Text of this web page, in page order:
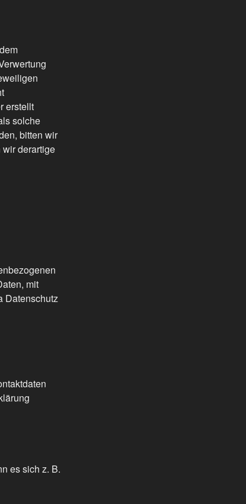
erstellt
solche
bitten wir
derartige
mit
Datenschutz
es sich z. B.